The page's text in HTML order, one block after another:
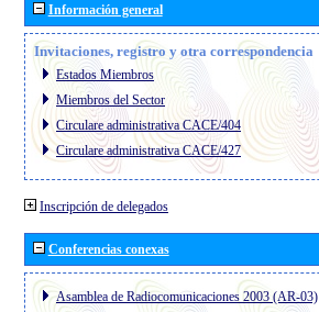
Información general
Invitaciones, registro y otra correspondencia
Estados Miembros
Miembros del Sector
Circulare administrativa CACE/404
Circulare administrativa CACE/427
Inscripción de delegados
Conferencias conexas
Asamblea de Radiocomunicaciones 2003 (AR-03)